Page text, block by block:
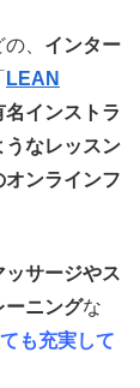
、 インター
LEAN
名インストラ
うなレッスン
ンラインフ
ッサージやス
ーニングな
も充実して